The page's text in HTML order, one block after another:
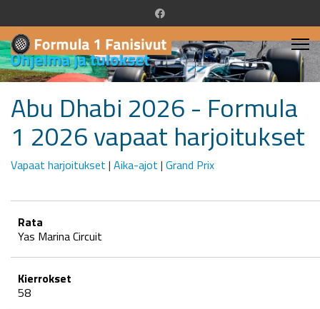
Abu Dhabi 2026 - Formula
1 2026 vapaat harjoitukset
Vapaat harjoitukset | Aika-ajot | Grand Prix
Rata
Yas Marina Circuit
Kierrokset
58